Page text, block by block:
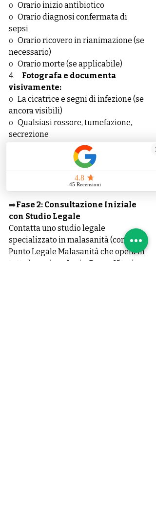
o Orario inizio antibiotico
o Orario diagnosi confermata di
sepsi
o Orario ricovero in rianimazione (se
necessario)
o Orario morte (se applicabile)
4. Fotografa e documenta
visivamente:
o La cicatrice e segni di infezione (se
ancora visibili)
o Qualsiasi rossore, tumefazione,
secrezione
Effettuare questa raccolta
entro il primo mese. Dopo, i
registri ospedalieri diventano più
difficili da reperire.
➡️Fase 2: Consultazione Iniziale
con Studio Legale
Contatta uno studio legale
specializzato in malasanità (come
Punto Legale Malasanità che opera in
tutta la regione Lazio: Roma, Viterbo,